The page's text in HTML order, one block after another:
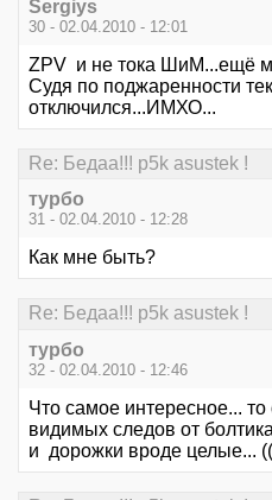
Sergiys
30 - 02.04.2010 - 12:01
ZPV и не тока ШиМ...ещё
Судя по поджаренности
отключился...ИМХО...
Re: Бедаа!!! p5k asustek !
турбо
31 - 02.04.2010 - 12:28
Как мне быть?
Re: Бедаа!!! p5k asustek !
турбо
32 - 02.04.2010 - 12:46
Что самое интересное...
видимых следов от
и дорожки вроде целые...